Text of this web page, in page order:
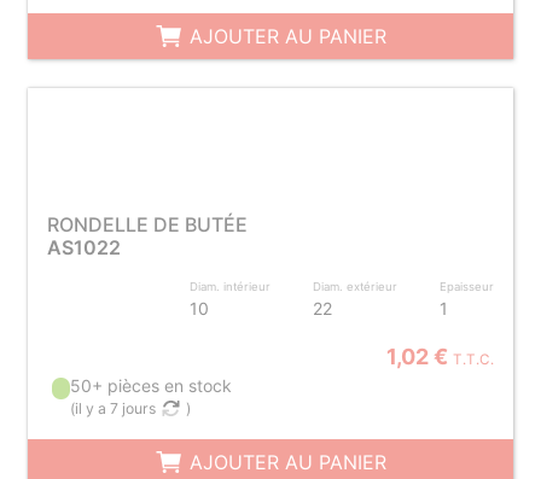
AJOUTER AU PANIER
RONDELLE DE BUTÉE
AS1022
Diam. intérieur
10
Diam. extérieur
22
Epaisseur
1
1,02 € T.T.C.
50+ pièces en stock
(il y a 7 jours )
AJOUTER AU PANIER